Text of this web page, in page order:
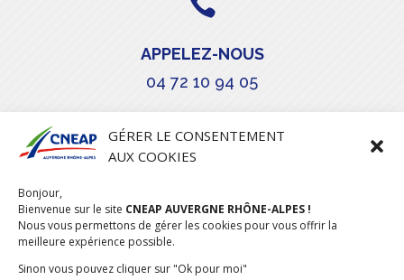
GÉRER LE CONSENTEMENT
AUX COOKIES
Bonjour,
Bienvenue sur le site CNEAP AUVERGNE RHÔNE-ALPES !
Nous vous permettons de gérer les cookies pour vous offrir la
meilleure expérience possible.
Sinon vous pouvez cliquer sur "Ok pour moi"
APPELEZ-NOUS
04 72 10 94 05

stephanie.maillot@cneap.fr